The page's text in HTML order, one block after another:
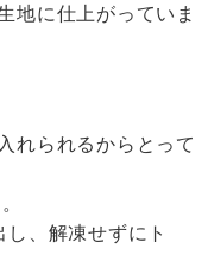
地に仕上がっていま
れられるからとって
し、解凍せずにト